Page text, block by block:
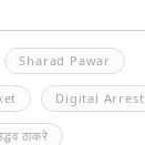
Sharad Pawar
Digital Arrest
ठाकरे